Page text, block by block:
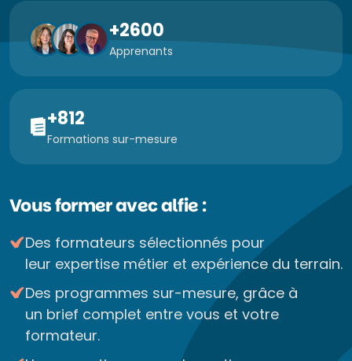
+2600
Apprenants
+812
Formations sur-mesure
Vous former avec alfie :
Des formateurs sélectionnés pour
leur expertise métier et expérience du terrain.
Des programmes sur-mesure, grâce à
un brief complet entre vous et votre
formateur.